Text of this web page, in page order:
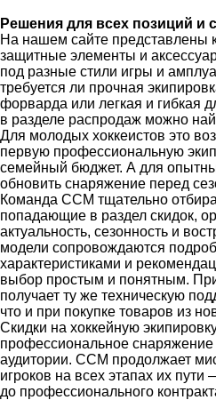
Решения для всех позиций и
На нашем сайте представлены
защитные элементы и
под разные стили игры и
требуется ли прочная
форварда или легкая и гибкая
в разделе распродаж можно
Для молодых хоккеистов это
первую профессиональную
семейный бюджет. А для
обновить снаряжение перед
Команда CCM тщательно
попадающие в раздел скидок,
актуальность, сезонность и
модели сопровождаются
характеристиками и
выбор простым и понятным.
получает ту же техническую
что и при покупке товаров из
Скидки на хоккейную
профессиональное
аудитории. CCM продолжает
игроков на всех этапах их
до профессионального